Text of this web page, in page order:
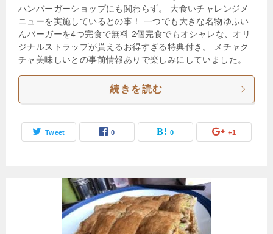
ハンバーガーショップにも関わらず。 大食いチャレンジメ
ニューを実施しているとの事！ 一つでも大きな名物ゆふい
んバーガーを4つ完食で無料 2個完食でもオシャレな、オリ
ジナルストラップが貰えるお得すぎる特典付き。 メチャク
チャ美味しいとの事前情報ありで楽しみにしていました。
続きを読む
Tweet 0 0 +1